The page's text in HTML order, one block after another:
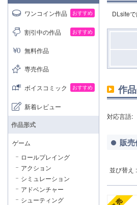
DLsite
作
対応言語:
販
並び替え :
ワンコイン作品 おすすめ
割引中の作品 おすすめ
無料作品
専売作品
ボイスコミック おすすめ
新着レビュー
作品形式
ゲーム
ロールプレイング
アクション
シミュレーション
アドベンチャー
シューティング